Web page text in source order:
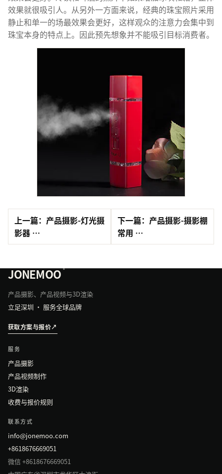
效果就很吸引人。从另外一方面来说，经典的珠宝照片采用
静止和单一的场最效果会更好，这样观众的注意力会集中到
珠宝本身的特点上。因此预先想象并不能吸引目标消费者。
上一篇：产品摄影-灯光摄
影器 …
下一篇：产品摄影-摄影棚
常用 …
JONEMOO ®
产品摄影、产品视频与3D渲染
立足深圳 · 服务全球品牌
获取方案与报价↗
服务
产品摄影
产品视频制作
3D渲染
收费与报价规则
联系方式
info@jonemoo.com
+8618676669051
微信 +8618676669051